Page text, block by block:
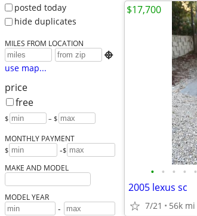
posted today
hide duplicates
MILES FROM LOCATION

use map...
price
free
$ – $
MONTHLY PAYMENT
$ -$
MAKE AND MODEL
MODEL YEAR
-
• • • • •
2005 lexus sc
7/21 56k mi
$17,700